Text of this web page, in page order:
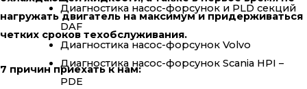
Диагностика насос-форсунок и PLD секций
DAF
Диагностика насос-форсунок Volvo
Диагностика насос-форсунок Scania HPI –
PDE
нагружать двигатель на максимум и придерживаться
четких сроков техобслуживания.
7 причин приехать к нам: